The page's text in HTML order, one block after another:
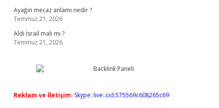
Ayağın mecaz anlamı nedir ?
Temmuz 21, 2026
Aldi İsrail malı mı ?
Temmuz 21, 2026
Reklam ve İletişim: Skype: live:.cid.575569c608265c69